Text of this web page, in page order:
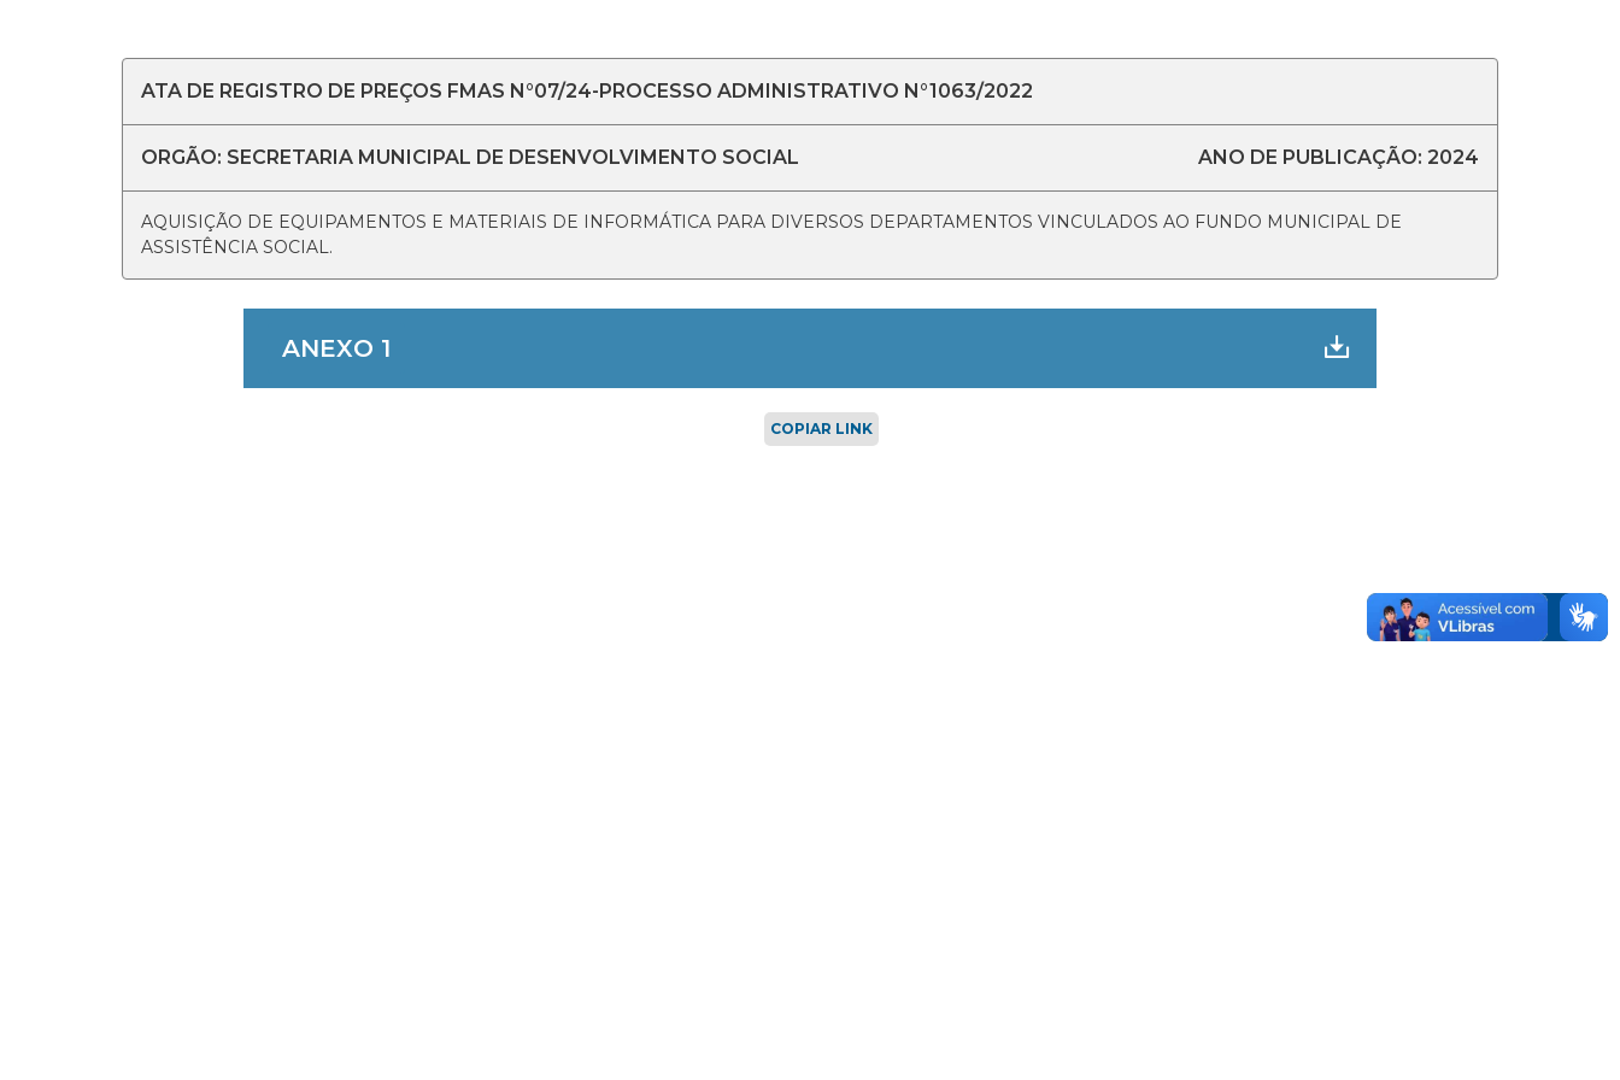
ATA DE REGISTRO DE PREÇOS FMAS N°07/24-PROCESSO ADMINISTRATIVO N°1063/2022
ORGÃO: SECRETARIA MUNICIPAL DE DESENVOLVIMENTO SOCIAL ANO DE PUBLICAÇÃO: 2024
AQUISIÇÃO DE EQUIPAMENTOS E MATERIAIS DE INFORMÁTICA PARA DIVERSOS DEPARTAMENTOS VINCULADOS AO FUNDO MUNICIPAL DE
ASSISTÊNCIA SOCIAL.
ANEXO 1
COPIAR LINK